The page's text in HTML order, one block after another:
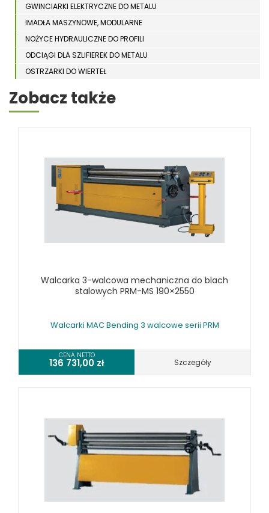
GWINCIARKI ELEKTRYCZNE DO METALU
IMADŁA MASZYNOWE, MODULARNE
NOŻYCE HYDRAULICZNE DO PROFILI
ODCIĄGI DLA SZLIFIEREK DO METALU
OSTRZARKI DO WIERTEŁ
PIŁY TAŚMOWE DO METALU
STOJAKI
STOŁY ROLKOWE
SZLIFIERKI DO METALU, PŁASZCZYZN
WALCARKI DO BLACHY MAC BENDING
WALCARKI DO BLACHY METALLKRAFT
WIERTARKI MAGNETYCZNE
WIERTARKO - FREZARKI STOŁOWE DO METALU, WIELOFUNKCYJNE
WYKRAWARKI DO BLACHY, PNEUMATYCZNE
WYPOSAŻENIE DODATKOWE OPTIMUM
URZĄDZENIA WARSZTATOWE I TRANSPORTOWE
SPRZĘT CZYSZCZĄCY
SPRĘŻARKI I NARZĘDZIA PNEUMATYCZNE
Zobacz także
Walcarka 3-walcowa mechaniczna do blach
stalowych PRM-MS 190×2550
Walcarki MAC Bending 3 walcowe serii PRM
CENA NETTO
136 731,00 zł Szczegóły